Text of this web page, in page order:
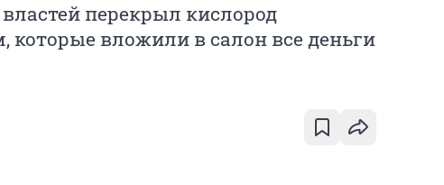
перекрыл кислород
вложили в салон все деньги